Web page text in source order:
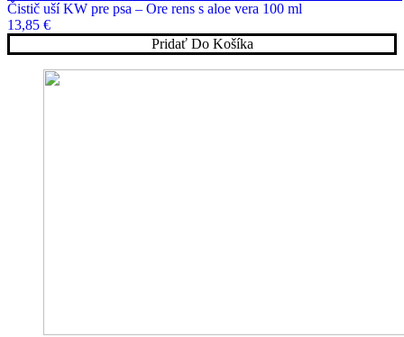
Čistič uší KW pre psa – Ore rens s aloe vera 100 ml
13,85 €
Pridať Do Košíka